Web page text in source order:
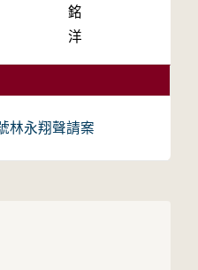
銘
洋
林永翔聲請案